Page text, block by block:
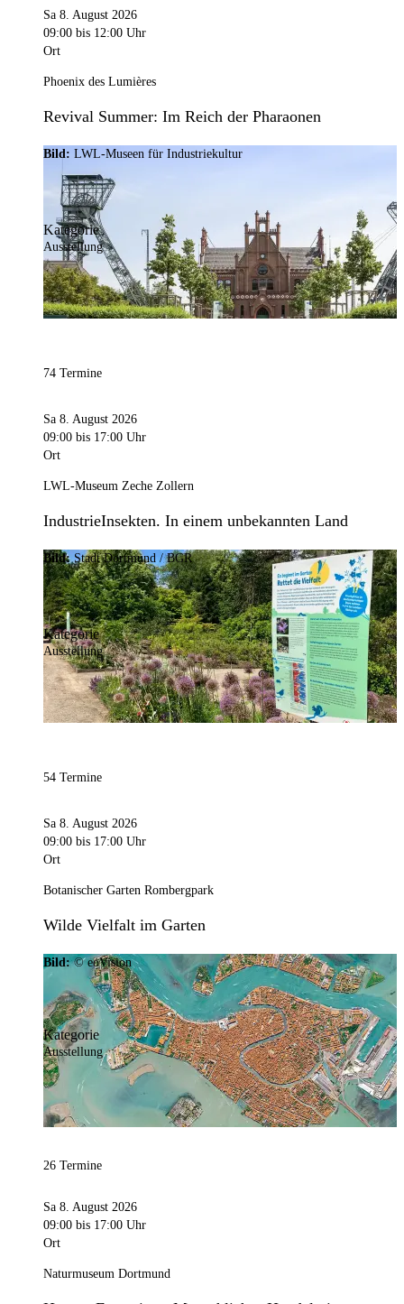
Sa 8. August 2026
09:00 bis 12:00 Uhr
Ort
Phoenix des Lumières
Revival Summer: Im Reich der Pharaonen
Bild: LWL-Museen für Industriekultur
Kategorie
Ausstellung
74 Termine
Sa 8. August 2026
09:00 bis 17:00 Uhr
Ort
LWL-Museum Zeche Zollern
IndustrieInsekten. In einem unbekannten Land
Bild: Stadt Dortmund / BGR
Kategorie
Ausstellung
54 Termine
Sa 8. August 2026
09:00 bis 17:00 Uhr
Ort
Botanischer Garten Rombergpark
Wilde Vielfalt im Garten
Bild:© eoVision
Kategorie
Ausstellung
26 Termine
Sa 8. August 2026
09:00 bis 17:00 Uhr
Ort
Naturmuseum Dortmund